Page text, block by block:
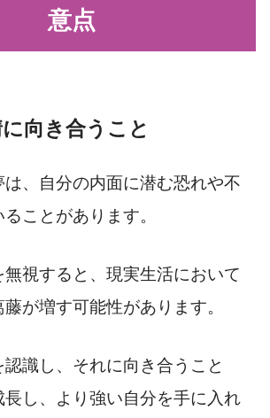
意点
向き合うこと
、自分の内面に潜む恐れや不
ことがあります。
無視すると、現実生活において
が増す可能性があります。
認識し、それに向き合うこと
長し、より強い自分を手に入れ